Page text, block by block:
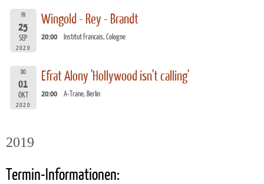
FR
25
SEP
2020
Wingold - Rey - Brandt
20:00 Institut Francais, Cologne
DO
01
OKT
2020
Efrat Alony 'Hollywood isn't calling'
20:00 A-Trane, Berlin
2019
Termin-Informationen: